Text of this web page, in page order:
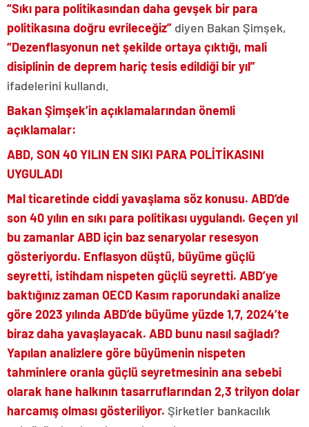
“Sıkı para politikasından daha gevşek bir para
politikasına doğru evrileceğiz” diyen Bakan Şimşek,
“Dezenflasyonun net şekilde ortaya çıktığı, mali
disiplinin de deprem hariç tesis edildiği bir yıl”
ifadelerini kullandı.
Bakan Şimşek’in açıklamalarından önemli
açıklamalar:
ABD, SON 40 YILIN EN SIKI PARA POLİTİKASINI
UYGULADI
Mal ticaretinde ciddi yavaşlama söz konusu. ABD’de
son 40 yılın en sıkı para politikası uygulandı. Geçen yıl
bu zamanlar ABD için baz senaryolar resesyon
gösteriyordu. Enflasyon düştü, büyüme güçlü
seyretti, istihdam nispeten güçlü seyretti. ABD’ye
baktığınız zaman OECD Kasım raporundaki analize
göre 2023 yılında ABD’de büyüme yüzde 1,7, 2024’te
biraz daha yavaşlayacak. ABD bunu nasıl sağladı?
Yapılan analizlere göre büyümenin nispeten
tahminlere oranla güçlü seyretmesinin ana sebebi
olarak hane halkının tasarruflarından 2,3 trilyon dolar
harcamış olması gösteriliyor. Şirketler bankacılık